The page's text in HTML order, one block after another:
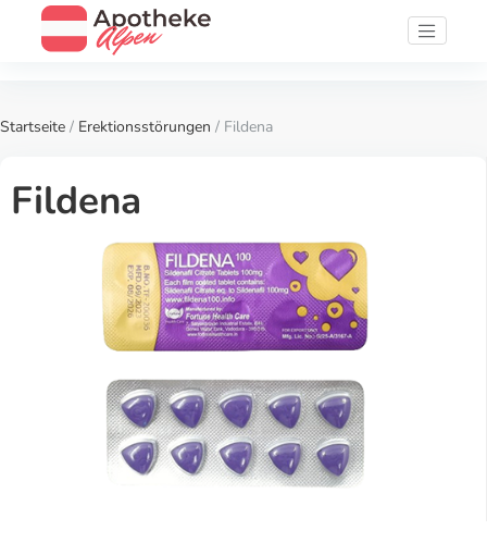
Startseite / Erektionsstörungen / Fildena
Fildena